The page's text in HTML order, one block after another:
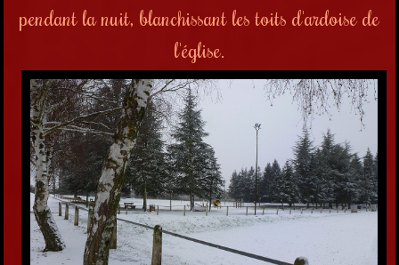
pendant la nuit, blanchissant les toits d'ardoise de
l'église.